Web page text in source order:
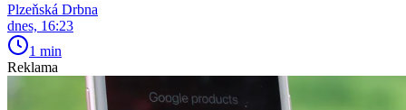
Plzeňská Drbna
dnes, 16:23
1 min
Reklama